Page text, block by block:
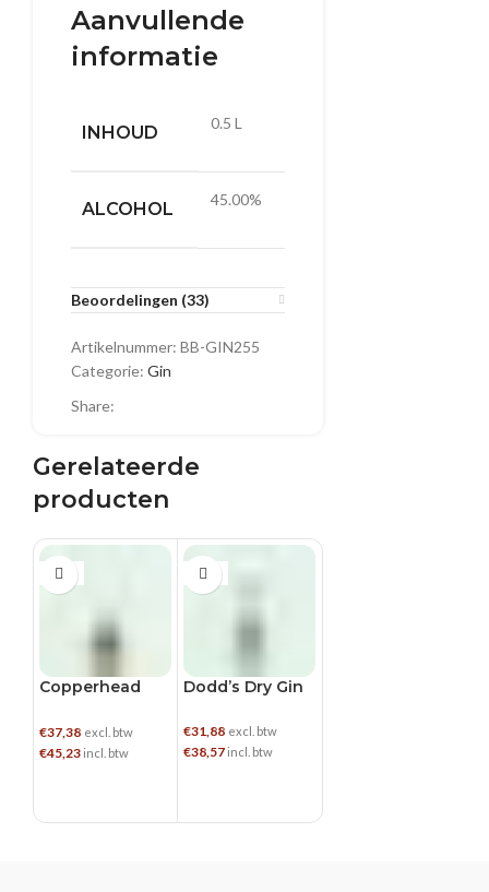
Aanvullende
informatie
INHOUD 0.5 L
ALCOHOL 45.00%
Beoordelingen (33)
Artikelnummer: BB-GIN255
Categorie: Gin
Share:
Gerelateerde
producten
0.5 L
Copperhead
€37,38 excl. btw
€45,23 incl. btw
0.5 L
Dodd’s Dry Gin
€31,88 excl. btw
€38,57 incl. btw